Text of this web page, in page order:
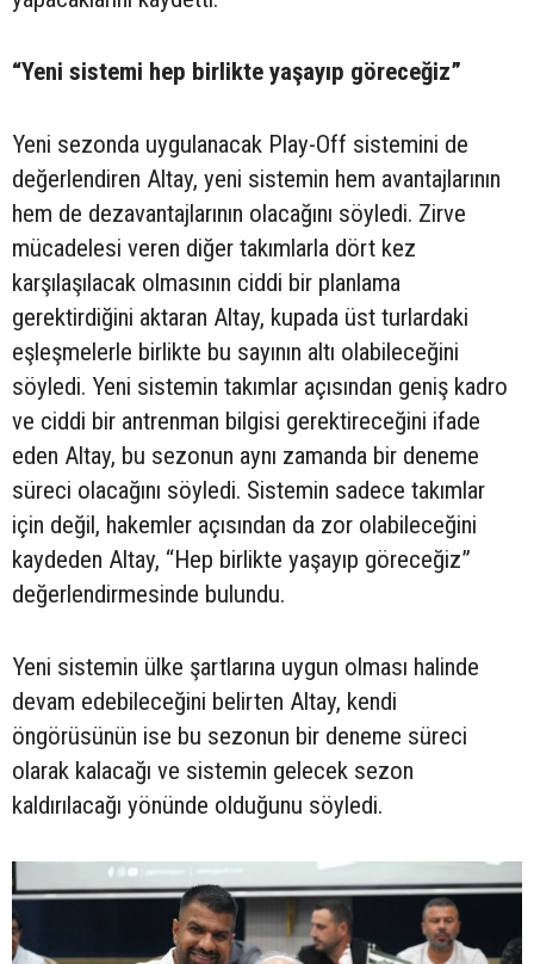
“Yeni sistemi hep birlikte yaşayıp göreceğiz”
Yeni sezonda uygulanacak Play-Off sistemini de
değerlendiren Altay, yeni sistemin hem avantajlarının
hem de dezavantajlarının olacağını söyledi. Zirve
mücadelesi veren diğer takımlarla dört kez
karşılaşılacak olmasının ciddi bir planlama
gerektirdiğini aktaran Altay, kupada üst turlardaki
eşleşmelerle birlikte bu sayının altı olabileceğini
söyledi. Yeni sistemin takımlar açısından geniş kadro
ve ciddi bir antrenman bilgisi gerektireceğini ifade
eden Altay, bu sezonun aynı zamanda bir deneme
süreci olacağını söyledi. Sistemin sadece takımlar
için değil, hakemler açısından da zor olabileceğini
kaydeden Altay, “Hep birlikte yaşayıp göreceğiz”
değerlendirmesinde bulundu.
Yeni sistemin ülke şartlarına uygun olması halinde
devam edebileceğini belirten Altay, kendi
öngörüsünün ise bu sezonun bir deneme süreci
olarak kalacağı ve sistemin gelecek sezon
kaldırılacağı yönünde olduğunu söyledi.